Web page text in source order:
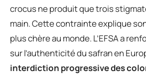
crocus ne produit que trois
main. Cette contrainte explique
plus chère au monde. L’EFSA a
sur l’authenticité du safran en
interdiction progressive des